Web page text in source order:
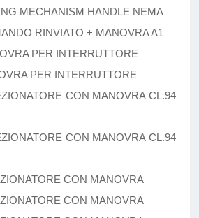
MECHANISM HANDLE NEMA
RINVIATO + MANOVRA A1
PER INTERRUTTORE
PER INTERRUTTORE
CON MANOVRA CL.94
CON MANOVRA CL.94
CON MANOVRA
CON MANOVRA